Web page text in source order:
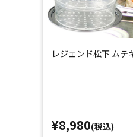
レジェンド松下 ムテ
¥8,980(税込)